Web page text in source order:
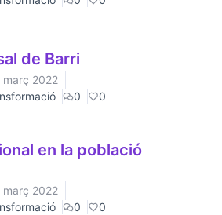
de Barri
març 2022
0 0
en la població
març 2022
0 0